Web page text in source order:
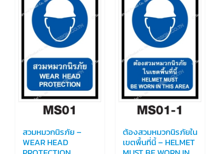
สวมหมวกนิรภัย –
WEAR HEAD
ต้องสวมหมวกนิรภัยใน
เขตพื้นที่นี้ – HELMET